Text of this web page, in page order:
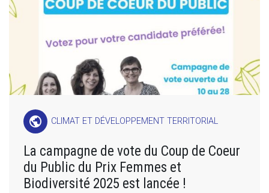
public CLIMAT ET DÉVELOPPEMENT TERRITORIAL
La campagne de vote du Coup de Coeur
du Public du Prix Femmes et
Biodiversité 2025 est lancée !